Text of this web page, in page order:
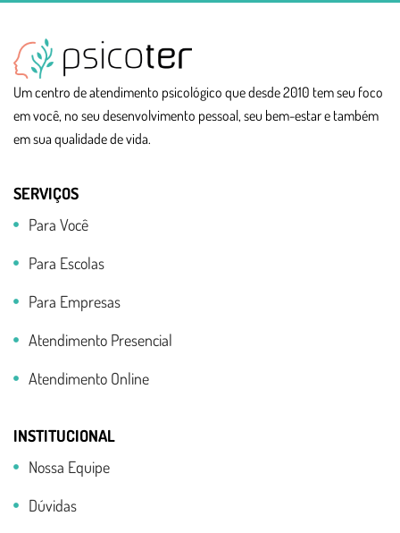
Um centro de atendimento psicológico que desde 2010 tem seu foco
em você, no seu desenvolvimento pessoal, seu bem-estar e também
em sua qualidade de vida.
SERVIÇOS
Para Você
Para Escolas
Para Empresas
Atendimento Presencial
Atendimento Online
INSTITUCIONAL
Nossa Equipe
Dúvidas